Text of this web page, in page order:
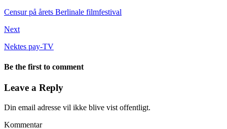
Censur på årets Berlinale filmfestival
Next
Nektes pay-TV
Be the first to comment
Leave a Reply
Din email adresse vil ikke blive vist offentligt.
Kommentar